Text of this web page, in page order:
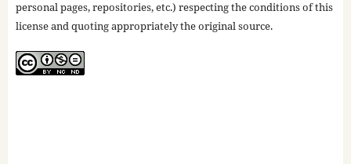
personal pages, repositories, etc.) respecting the conditions of this
license and quoting appropriately the original source.